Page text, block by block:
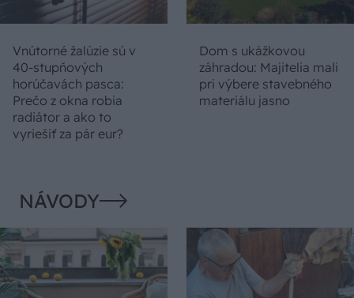
Vnútorné žalúzie sú v
40-stupňových
horúčavách pasca:
Prečo z okna robia
radiátor a ako to
vyriešiť za pár eur?
Dom s ukážkovou
záhradou: Majitelia mali
pri výbere stavebného
materiálu jasno
NÁVODY